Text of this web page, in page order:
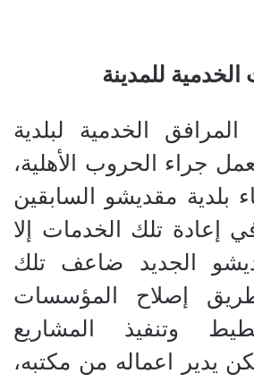
للمدينة
الخدمية لبلدية
جراء الحروب الأهلية،
بلدية مقديشو السابقين
إعادة تلك الخدمات إلا
الجديد ضاعف تلك
إصلاح المؤسسات
وتنفيذ المشاريع
يدير اعماله من مكتبه،